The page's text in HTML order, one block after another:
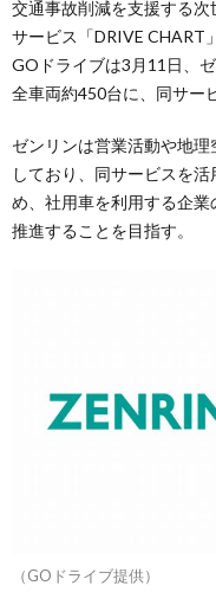
交通事故削減を支援する次
サービス「DRIVE CHART
GOドライブは3月11日、
全車両約450台に、同サー
ゼンリンは営業活動や地
しており、同サービスを
め、社用車を利用する企
推進することを目指す。
（GOドライブ提供）